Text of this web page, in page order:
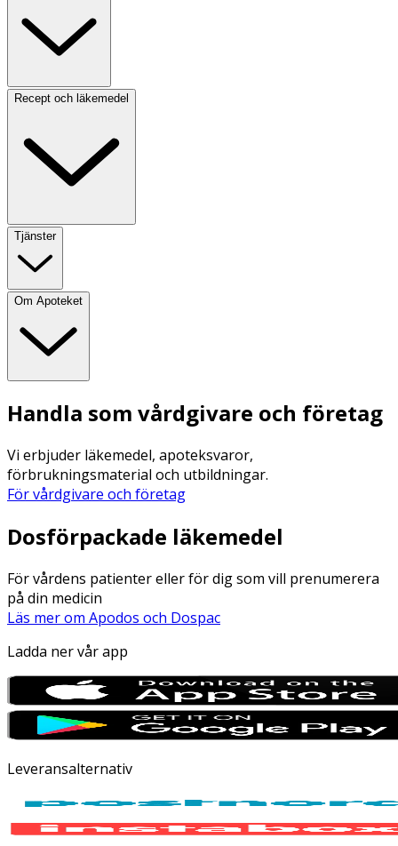
Recept och läkemedel
Tjänster
Om Apoteket
Handla som vårdgivare och företag
Vi erbjuder läkemedel, apoteksvaror,
förbrukningsmaterial och utbildningar.
För vårdgivare och företag
Dosförpackade läkemedel
För vårdens patienter eller för dig som vill prenumerera
på din medicin
Läs mer om Apodos och Dospac
Ladda ner vår app
Leveransalternativ